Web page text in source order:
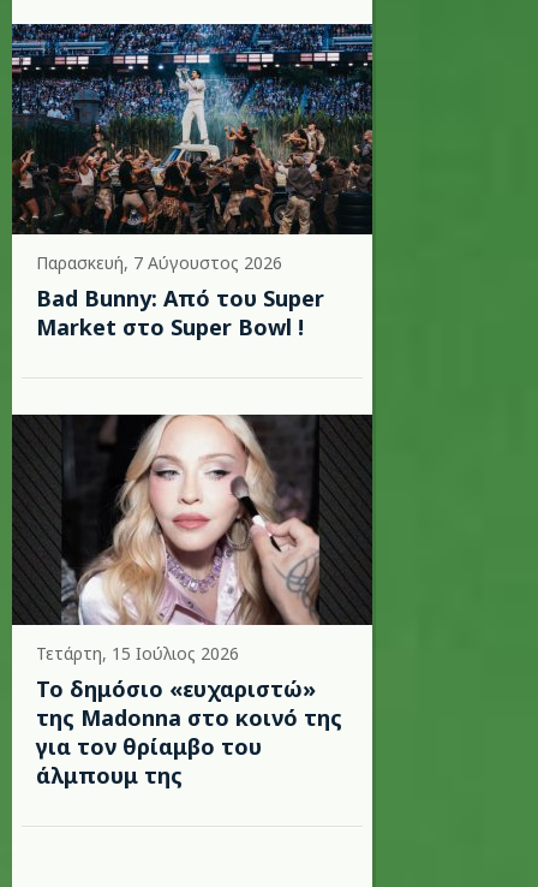
Παρασκευή, 7 Αύγουστος 2026
Bad Bunny: Από του Super
Market στο Super Bowl !
Τετάρτη, 15 Ιούλιος 2026
Το δημόσιο «ευχαριστώ»
της Madonna στο κοινό της
για τον θρίαμβο του
άλμπουμ της